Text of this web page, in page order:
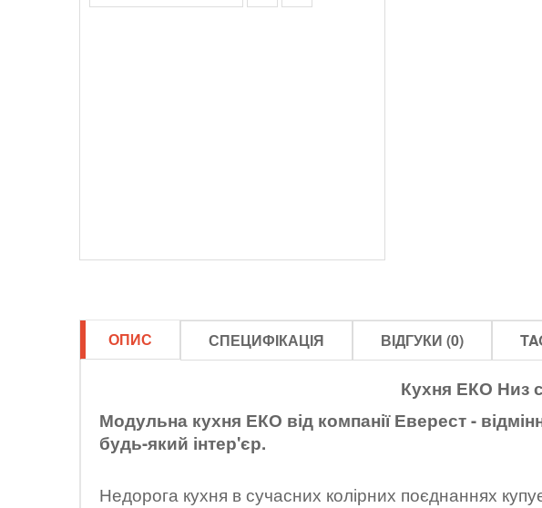
ОПИС СПЕЦИФІКАЦІЯ ВІДГУКИ (0)
Кухня ЕКО Низ
Модульна кухня ЕКО від компанії Еверест -
будь-який інтер'єр.
Недорога кухня в сучасних колірних поєднаннях